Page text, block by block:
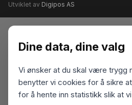
Utviklet av Digipos AS
Dine data, dine valg
Vi ønsker at du skal være trygg
benytter vi cookies for å sikre
for å hente inn statistikk slik at